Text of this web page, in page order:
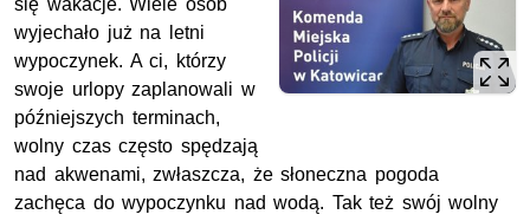
się wakacje. Wiele osób
wyjechało już na letni
wypoczynek. A ci, którzy
swoje urlopy zaplanowali w
późniejszych terminach,
wolny czas często spędzają
nad akwenami, zwłaszcza, że słoneczna pogoda
zachęca do wypoczynku nad wodą. Tak też swój wolny